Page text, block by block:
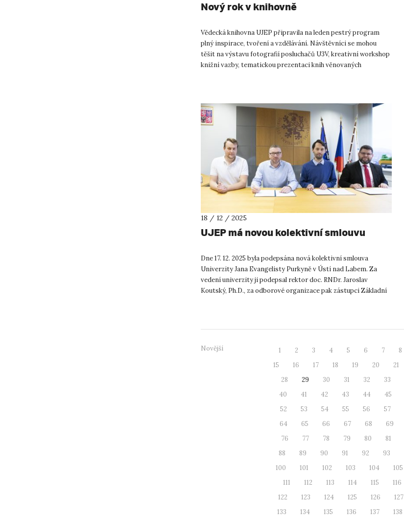
Nový rok v knihovně
Vědecká knihovna UJEP připravila na leden pestrý program
plný inspirace, tvoření a vzdělávání. Návštěvníci se mohou
těšit na výstavu fotografií posluchačů U3V, kreativní workshop
knižní vazby, tematickou prezentaci knih věnovaných
18 / 12 / 2025
UJEP má novou kolektivní smlouvu
Dne 17. 12. 2025 byla podepsána nová kolektivní smlouva
Univerzity Jana Evangelisty Purkyně v Ústí nad Labem. Za
vedení univerzity ji podepsal rektor doc. RNDr. Jaroslav
Koutský, Ph.D., za odborové organizace pak zástupci Základní
Novější 1 2 3 4 5 6 7 8
15
16 17 18 19 20 21
28
29 30 31 32 33
40
41 42 43 44 45
52
53 54 55 56 57
64
65 66 67 68 69
76
77 78 79 80 81
88
89 90 91 92 93
100
101 102 103 104 105
111
112 113 114 115 116
122
123 124 125 126 127
133
134 135 136 137 138